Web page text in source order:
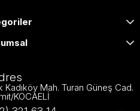
Kadıköy Mah. Turan Güneş Cad.
KOCAELİ